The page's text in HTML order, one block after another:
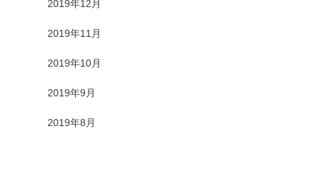
2019年12月
2019年11月
2019年10月
2019年9月
2019年8月